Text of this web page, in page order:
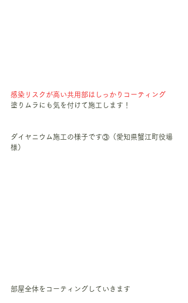
感染リスクが高い共用部はしっかりコーティング
塗りムラにも気を付けて施工します！
ダイヤニウム施工の様子です③（愛知県蟹江町役場
様）
部屋全体をコーティングしていきます